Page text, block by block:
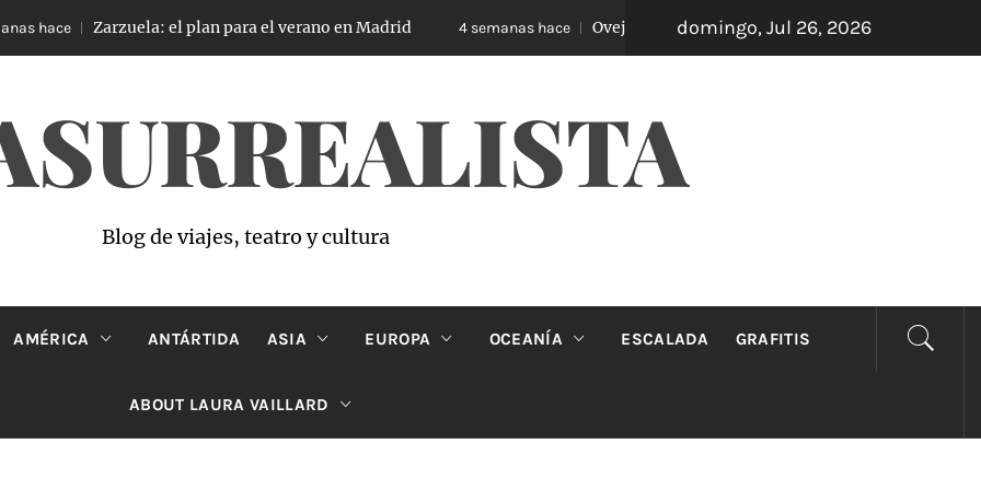
hace Zarzuela: el plan para el verano en Madrid 4 semanas hace Oveja Negra: el unipersonal que se ríe de los mandatos
domingo, Jul 26, 2026
Blog de viajes, teatro y cultura
AMÉRICA ANTÁRTIDA ASIA EUROPA OCEANÍA ESCALADA GRAFITIS
ABOUT LAURA VAILLARD